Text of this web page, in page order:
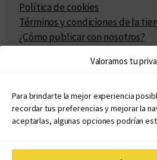
Valoramos tu
Para brindarte la mejor experiencia
recordar tus preferencias y mejorar la
aceptarlas, algunas opciones podrían
Política de cookies
Términos y condiciones de la
¿Cómo publicar con nosotros?
Políticas de publicación
Políticas de coedición
Atribuciones